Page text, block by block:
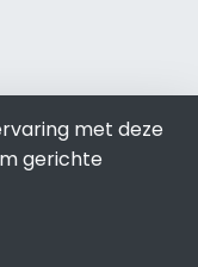
met deze
gerichte